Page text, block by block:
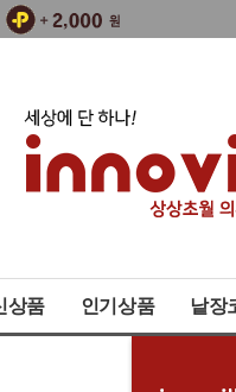
상품 인기상품 낱장